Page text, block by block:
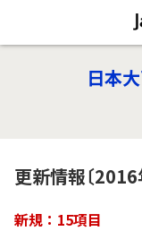
日本
更新情報〔2016
新規：15項目